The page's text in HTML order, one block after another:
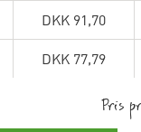
DKK 91,70
DKK 77,79
Pris